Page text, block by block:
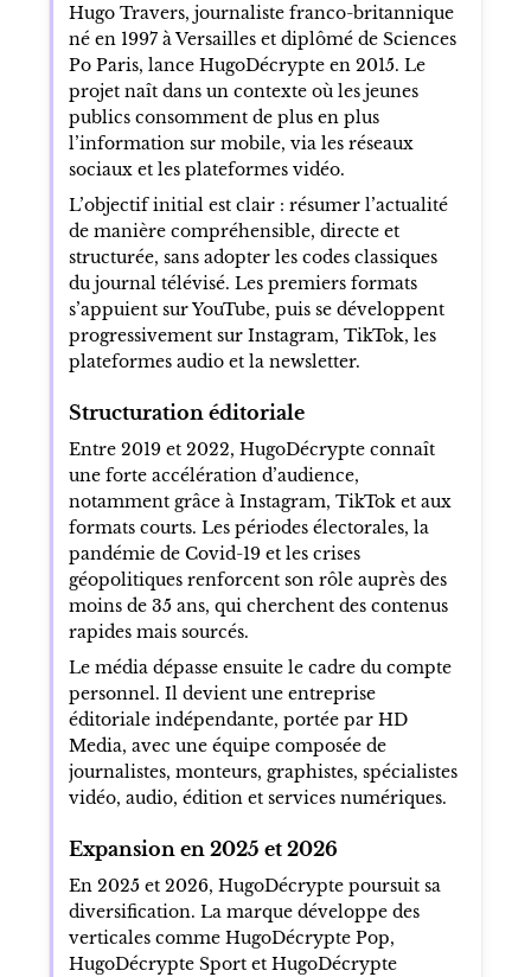
Hugo Travers, journaliste franco-britannique
né en 1997 à Versailles et diplômé de Sciences
Po Paris, lance HugoDécrypte en 2015. Le
projet naît dans un contexte où les jeunes
publics consomment de plus en plus
l’information sur mobile, via les réseaux
sociaux et les plateformes vidéo.
L’objectif initial est clair : résumer l’actualité
de manière compréhensible, directe et
structurée, sans adopter les codes classiques
du journal télévisé. Les premiers formats
s’appuient sur YouTube, puis se développent
progressivement sur Instagram, TikTok, les
plateformes audio et la newsletter.
Structuration éditoriale
Entre 2019 et 2022, HugoDécrypte connaît
une forte accélération d’audience,
notamment grâce à Instagram, TikTok et aux
formats courts. Les périodes électorales, la
pandémie de Covid-19 et les crises
géopolitiques renforcent son rôle auprès des
moins de 35 ans, qui cherchent des contenus
rapides mais sourcés.
Le média dépasse ensuite le cadre du compte
personnel. Il devient une entreprise
éditoriale indépendante, portée par HD
Media, avec une équipe composée de
journalistes, monteurs, graphistes, spécialistes
vidéo, audio, édition et services numériques.
Expansion en 2025 et 2026
En 2025 et 2026, HugoDécrypte poursuit sa
diversification. La marque développe des
verticales comme HugoDécrypte Pop,
HugoDécrypte Sport et HugoDécrypte